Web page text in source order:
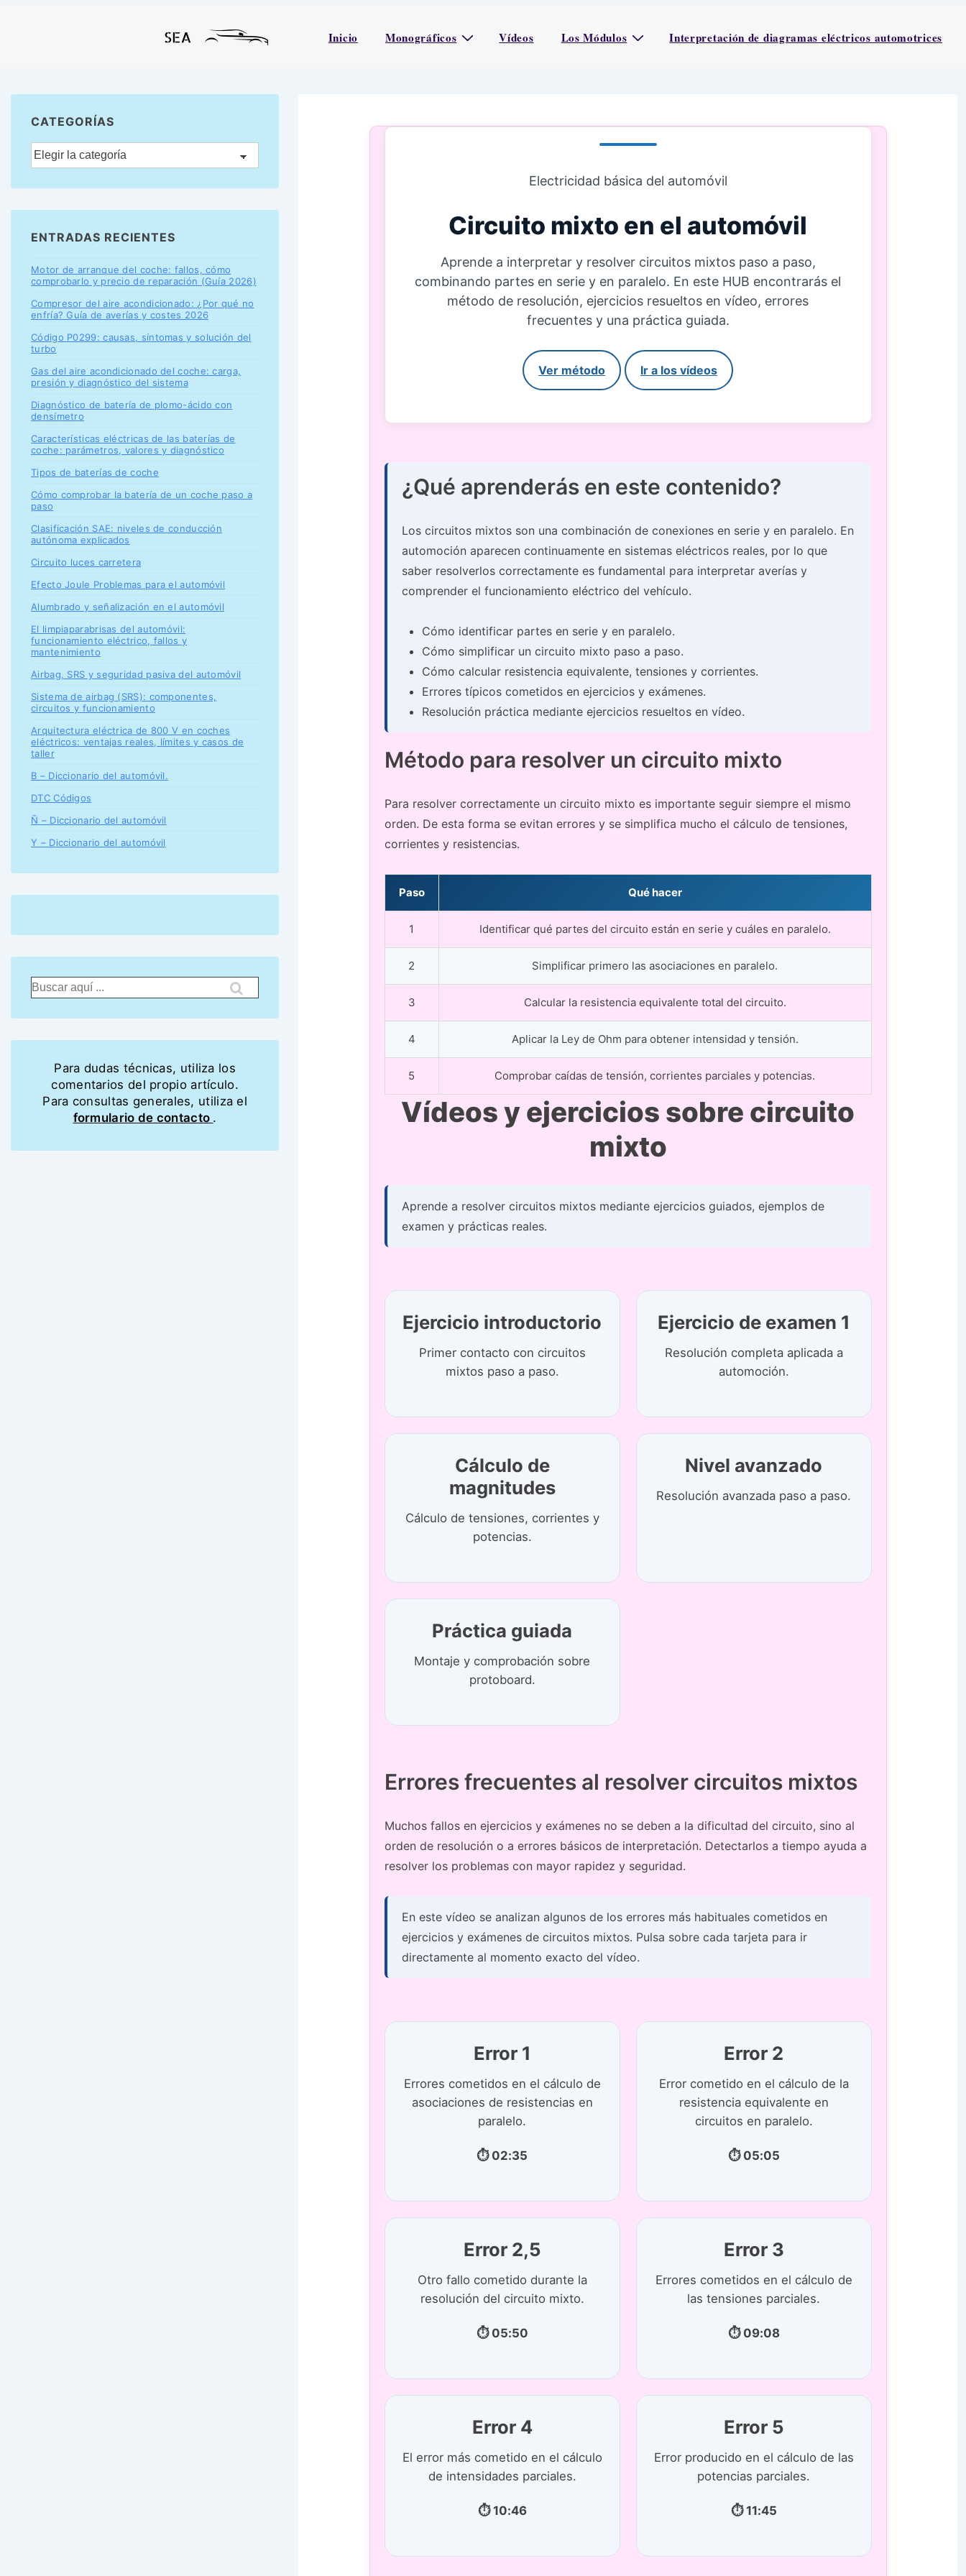
Inicio Monográficos Vídeos Los Módulos Interpretación de diagramas eléctricos automotrices
Electricidad básica del automóvil
Circuito mixto en el automóvil
Aprende a interpretar y resolver circuitos mixtos paso a paso,
combinando partes en serie y en paralelo. En este HUB encontrarás el
método de resolución, ejercicios resueltos en vídeo, errores
frecuentes y una práctica guiada.
Ver método Ir a los vídeos
¿Qué aprenderás en este contenido?
Los circuitos mixtos son una combinación de conexiones en serie y en paralelo. En
automoción aparecen continuamente en sistemas eléctricos reales, por lo que
saber resolverlos correctamente es fundamental para interpretar averías y
comprender el funcionamiento eléctrico del vehículo.
Cómo identificar partes en serie y en paralelo.
Cómo simplificar un circuito mixto paso a paso.
Cómo calcular resistencia equivalente, tensiones y corrientes.
Errores típicos cometidos en ejercicios y exámenes.
Resolución práctica mediante ejercicios resueltos en vídeo.
Método para resolver un circuito mixto
Para resolver correctamente un circuito mixto es importante seguir siempre el mismo
orden. De esta forma se evitan errores y se simplifica mucho el cálculo de tensiones,
corrientes y resistencias.
Paso Qué hacer
1 Identificar qué partes del circuito están en serie y cuáles en paralelo.
2 Simplificar primero las asociaciones en paralelo.
3 Calcular la resistencia equivalente total del circuito.
4 Aplicar la Ley de Ohm para obtener intensidad y tensión.
5 Comprobar caídas de tensión, corrientes parciales y potencias.
Vídeos y ejercicios sobre circuito
mixto
Aprende a resolver circuitos mixtos mediante ejercicios guiados, ejemplos de
examen y prácticas reales.
Ejercicio introductorio
Primer contacto con circuitos
mixtos paso a paso.
Ejercicio de examen 1
Resolución completa aplicada a
automoción.
Cálculo de
magnitudes
Cálculo de tensiones, corrientes y
potencias.
Nivel avanzado
Resolución avanzada paso a paso.
Práctica guiada
Montaje y comprobación sobre
protoboard.
Errores frecuentes al resolver circuitos mixtos
Muchos fallos en ejercicios y exámenes no se deben a la dificultad del circuito, sino al
orden de resolución o a errores básicos de interpretación. Detectarlos a tiempo ayuda a
resolver los problemas con mayor rapidez y seguridad.
En este vídeo se analizan algunos de los errores más habituales cometidos en
ejercicios y exámenes de circuitos mixtos. Pulsa sobre cada tarjeta para ir
directamente al momento exacto del vídeo.
Error 1
Errores cometidos en el cálculo de
asociaciones de resistencias en
paralelo.
⏱ 02:35
Error 2
Error cometido en el cálculo de la
resistencia equivalente en
circuitos en paralelo.
⏱ 05:05
Error 2,5
Otro fallo cometido durante la
resolución del circuito mixto.
⏱ 05:50
Error 3
Errores cometidos en el cálculo de
las tensiones parciales.
⏱ 09:08
Error 4
El error más cometido en el cálculo
de intensidades parciales.
⏱ 10:46
Error 5
Error producido en el cálculo de las
potencias parciales.
⏱ 11:45
CATEGORÍAS
ENTRADAS RECIENTES
Motor de arranque del coche: fallos, cómo
comprobarlo y precio de reparación (Guía 2026)
Compresor del aire acondicionado: ¿Por qué no
enfría? Guía de averías y costes 2026
Código P0299: causas, síntomas y solución del
turbo
Gas del aire acondicionado del coche: carga,
presión y diagnóstico del sistema
Diagnóstico de batería de plomo-ácido con
densímetro
Características eléctricas de las baterías de
coche: parámetros, valores y diagnóstico
Tipos de baterías de coche
Cómo comprobar la batería de un coche paso a
paso
Clasificación SAE: niveles de conducción
autónoma explicados
Circuito luces carretera
Efecto Joule Problemas para el automóvil
Alumbrado y señalización en el automóvil
El limpiaparabrisas del automóvil:
funcionamiento eléctrico, fallos y
mantenimiento
Airbag, SRS y seguridad pasiva del automóvil
Sistema de airbag (SRS): componentes,
circuitos y funcionamiento
Arquitectura eléctrica de 800 V en coches
eléctricos: ventajas reales, límites y casos de
taller
B – Diccionario del automóvil.
DTC Códigos
Ñ – Diccionario del automóvil
Y – Diccionario del automóvil
Para dudas técnicas, utiliza los
comentarios del propio artículo.
Para consultas generales, utiliza el
formulario de contacto .